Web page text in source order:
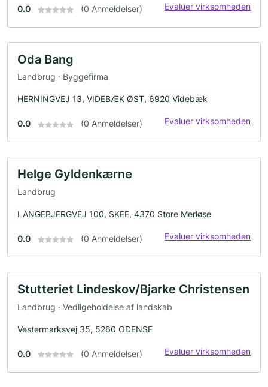
0.0 (0 Anmeldelser) Evaluer virksomheden
Oda Bang
Landbrug · Byggefirma
HERNINGVEJ 13, VIDEBÆK ØST, 6920 Videbæk
0.0 (0 Anmeldelser) Evaluer virksomheden
Helge Gyldenkærne
Landbrug
LANGEBJERGVEJ 100, SKEE, 4370 Store Merløse
0.0 (0 Anmeldelser) Evaluer virksomheden
Stutteriet Lindeskov/Bjarke Christensen
Landbrug · Vedligeholdelse af landskab
Vestermarksvej 35, 5260 ODENSE
0.0 (0 Anmeldelser) Evaluer virksomheden